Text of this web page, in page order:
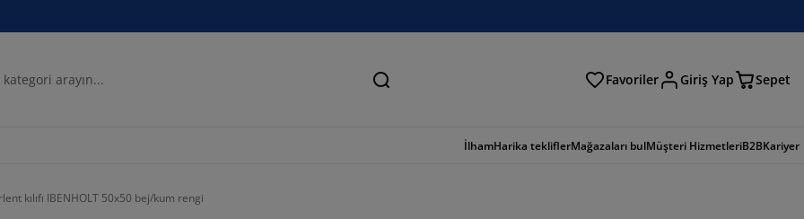
Ara Favoriler Giriş Yap Sepet
İlhamHarika tekliflerMağazaları bulMüşteri HizmetleriB2BKariyer
kılıfı IBENHOLT 50x50 bej/kum rengi